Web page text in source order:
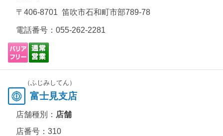
〒406-8701 笛吹市石和町市部789-78
電話番号： 055-262-2281
（ふじみしてん）
富士見支店
店舗種別： 店舗
店番号：310